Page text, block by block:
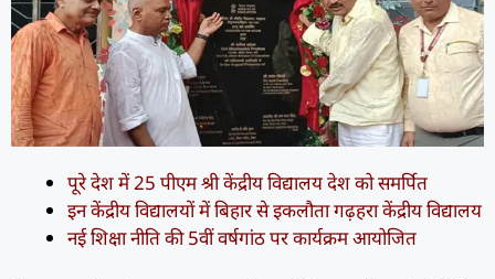
पूरे देश में 25 पीएम श्री केंद्रीय विद्यालय देश को समर्पित
इन केंद्रीय विद्यालयों में बिहार से इकलौता गढ़हरा केंद्रीय विद्यालय
नई शिक्षा नीति की 5वीं वर्षगांठ पर कार्यक्रम आयोजित